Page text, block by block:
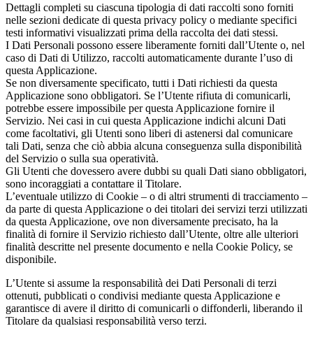
Dettagli completi su ciascuna tipologia di dati raccolti sono forniti
nelle sezioni dedicate di questa privacy policy o mediante specifici
testi informativi visualizzati prima della raccolta dei dati stessi.
I Dati Personali possono essere liberamente forniti dall’Utente o, nel
caso di Dati di Utilizzo, raccolti automaticamente durante l’uso di
questa Applicazione.
Se non diversamente specificato, tutti i Dati richiesti da questa
Applicazione sono obbligatori. Se l’Utente rifiuta di comunicarli,
potrebbe essere impossibile per questa Applicazione fornire il
Servizio. Nei casi in cui questa Applicazione indichi alcuni Dati
come facoltativi, gli Utenti sono liberi di astenersi dal comunicare
tali Dati, senza che ciò abbia alcuna conseguenza sulla disponibilità
del Servizio o sulla sua operatività.
Gli Utenti che dovessero avere dubbi su quali Dati siano obbligatori,
sono incoraggiati a contattare il Titolare.
L’eventuale utilizzo di Cookie – o di altri strumenti di tracciamento –
da parte di questa Applicazione o dei titolari dei servizi terzi utilizzati
da questa Applicazione, ove non diversamente precisato, ha la
finalità di fornire il Servizio richiesto dall’Utente, oltre alle ulteriori
finalità descritte nel presente documento e nella Cookie Policy, se
disponibile.
L’Utente si assume la responsabilità dei Dati Personali di terzi
ottenuti, pubblicati o condivisi mediante questa Applicazione e
garantisce di avere il diritto di comunicarli o diffonderli, liberando il
Titolare da qualsiasi responsabilità verso terzi.